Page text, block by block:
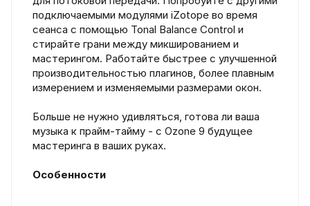
подключаемыми модулями iZotope во время
сеанса с помощью Tonal Balance Control и
стирайте грани между микшированием и
мастерингом. Работайте быстрее с улучшенной
производительностью плагинов, более плавным
измерением и изменяемыми размерами окон.
Больше не нужно удивляться, готова ли ваша
музыка к прайм-тайму - с Ozone 9 будущее
мастеринга в ваших руках.
Особенности